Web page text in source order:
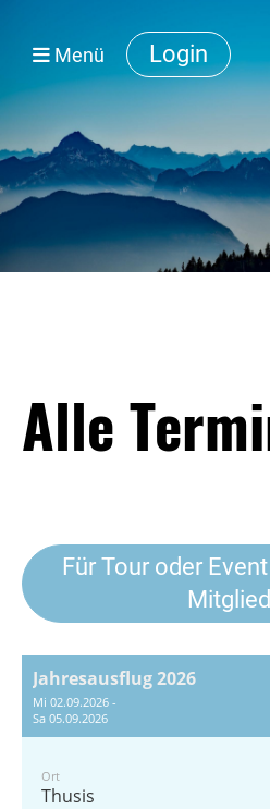
Login
Menü
Alle
Für Tour oder
Jahresausflug 2026
Mi 02.09.2026 -
Sa 05.09.2026
Ort
Thusis